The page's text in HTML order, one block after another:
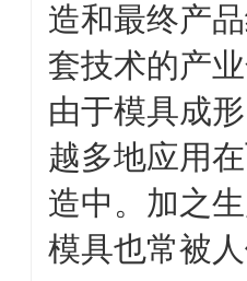
造和最终产
套技术的产
由于模具成
越多地应用
造中。加之
模具也常被